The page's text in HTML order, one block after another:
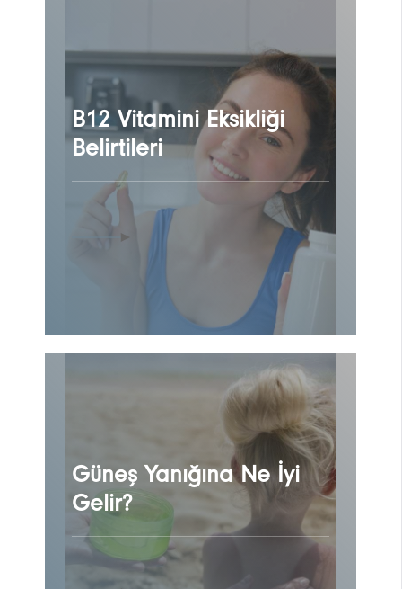
B12 Vitamini Eksikliği
Belirtileri
Güneş Yanığına Ne İyi
Gelir?